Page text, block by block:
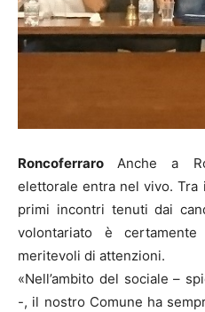
RoncoferraroAnche a
elettorale entra nel vivo.
primi incontri tenuti dai
volontariato è
meritevoli di attenzioni.
«Nell’ambito del sociale –
-, il nostro Comune ha